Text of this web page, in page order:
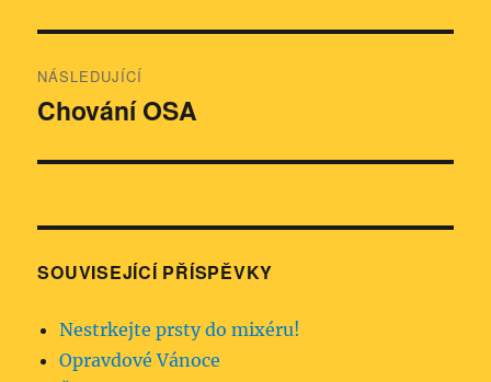
NÁSLEDUJÍCÍ
Následující
Chování OSA
SOUVISEJÍCÍ PŘÍSPĚVKY
Nestrkejte prsty do mixéru!
Opravdové Vánoce